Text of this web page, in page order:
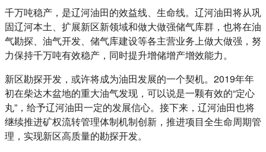
千万吨稳产，是辽河油田的效益线、生命线。辽河油田将从巩
固辽河本土、扩展新区新领域和做大做强储气库群，也将在油
气勘探、油气开发、储气库建设等各主营业务上做大做强，努
力保持千万吨有效稳产，同时提升增储增产增效能力。
新区勘探开发，或许将成为油田发展的一个契机。2019年年
初在柴达木盆地的重大油气发现，可以说是一颗有效的“定心
丸”，给予辽河油田一定的发展信心。接下来，辽河油田也将
继续推进矿权流转管理体制机制创新，推进项目全生命周期管
理，实现新区高质量的勘探开发。